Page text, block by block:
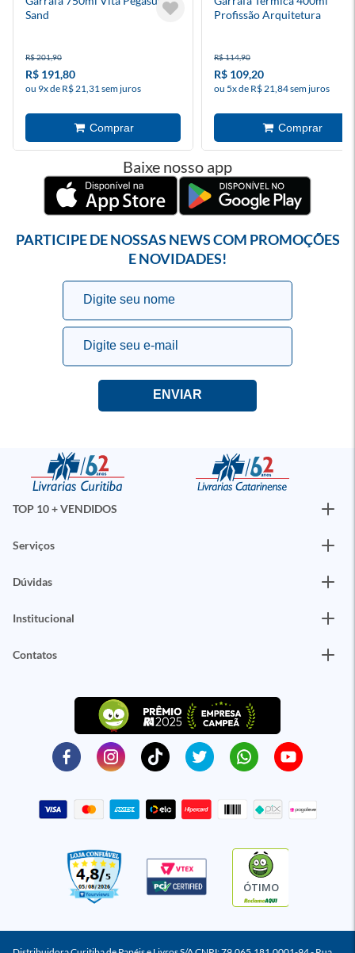
Sand
R$ 201,90
R$ 191,80
ou 9x de R$ 21,31 sem juros
Profissão Arquitetura
R$ 114,90
R$ 109,20
ou 5x de R$ 21,84 sem juros
Baixe nosso app
PARTICIPE DE NOSSAS NEWS COM PROMOÇÕES
E NOVIDADES!
TOP 10 + VENDIDOS
Serviços
Dúvidas
Institucional
Contatos
ÓTIMO